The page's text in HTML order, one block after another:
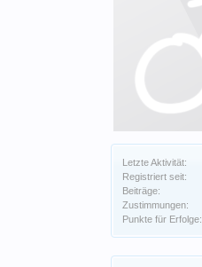
Letzte Aktivität:
Registriert seit:
Beiträge:
Zustimmungen:
Punkte für Erfolge: